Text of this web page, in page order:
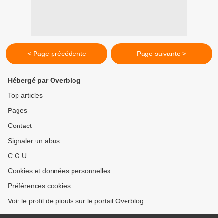
< Page précédente Page suivante >
Hébergé par Overblog
Top articles
Pages
Contact
Signaler un abus
C.G.U.
Cookies et données personnelles
Préférences cookies
Voir le profil de piouls sur le portail Overblog